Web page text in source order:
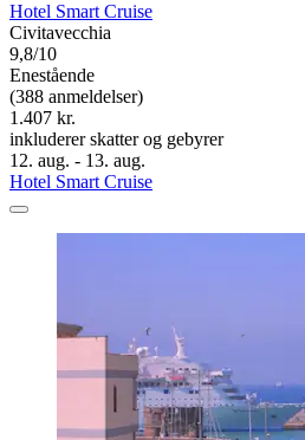
Hotel Smart Cruise
Civitavecchia
9,8/10
Enestående
(388 anmeldelser)
1.407 kr.
inkluderer skatter og gebyrer
12. aug. - 13. aug.
Hotel Smart Cruise